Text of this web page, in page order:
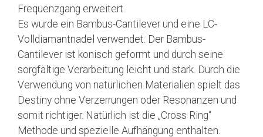
Frequenzgang erweitert.
Es wurde ein Bambus-Cantilever und eine LC-
Volldiamantnadel verwendet. Der Bambus-
Cantilever ist konisch geformt und durch seine
sorgfältige Verarbeitung leicht und stark. Durch die
Verwendung von natürlichen Materialien spielt das
Destiny ohne Verzerrungen oder Resonanzen und
somit richtiger. Natürlich ist die „Cross Ring“
Methode und spezielle Aufhängung enthalten.